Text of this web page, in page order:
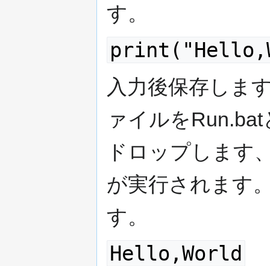
す。
入力後保存しま
ァイルを
ドロップします
が実行されます
す。
Hello,World